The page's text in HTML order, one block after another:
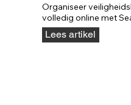
Organiseer
volledig online met
meten, virtueel passen
Lees artikel